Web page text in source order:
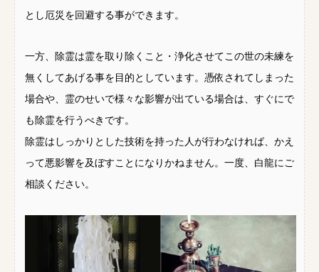
とし厄災を回避する事ができます。
一方、除霊は霊を取り除くこと・浄化させてこの世の未練を
無くしてあげる事を目的としています。憑依されてしまった
場合や、霊のせいで様々な影響が出ている場合は、すぐにで
も除霊を行うべきです。
除霊はしっかりとした技術を持った人が行わなければ、かえ
って悪影響を及ぼすことになりかねません。一度、白龍にご
相談ください。